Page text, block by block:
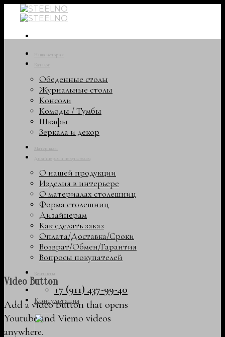
Наша история
Каталог
Обеденные столы
Журнальные столы
Консоли
Комоды / Тумбы
Шкафы
Зеркала и декор
Материалы
Дизайнерам и покупателям
О нашей продукции
Изделия в интерьере
О материалах столешниц
Форма столешниц
Дизайнерам
Как сделать заказ
Оплата/Доставка/Сроки
Возврат/Обмен/Гарантия
Вопросы покупателей
Контакты
+7 (911) 437-99-40
Консультация
Video Button
Add a video button that opens
Youtube and Viemo videos
anywhere.